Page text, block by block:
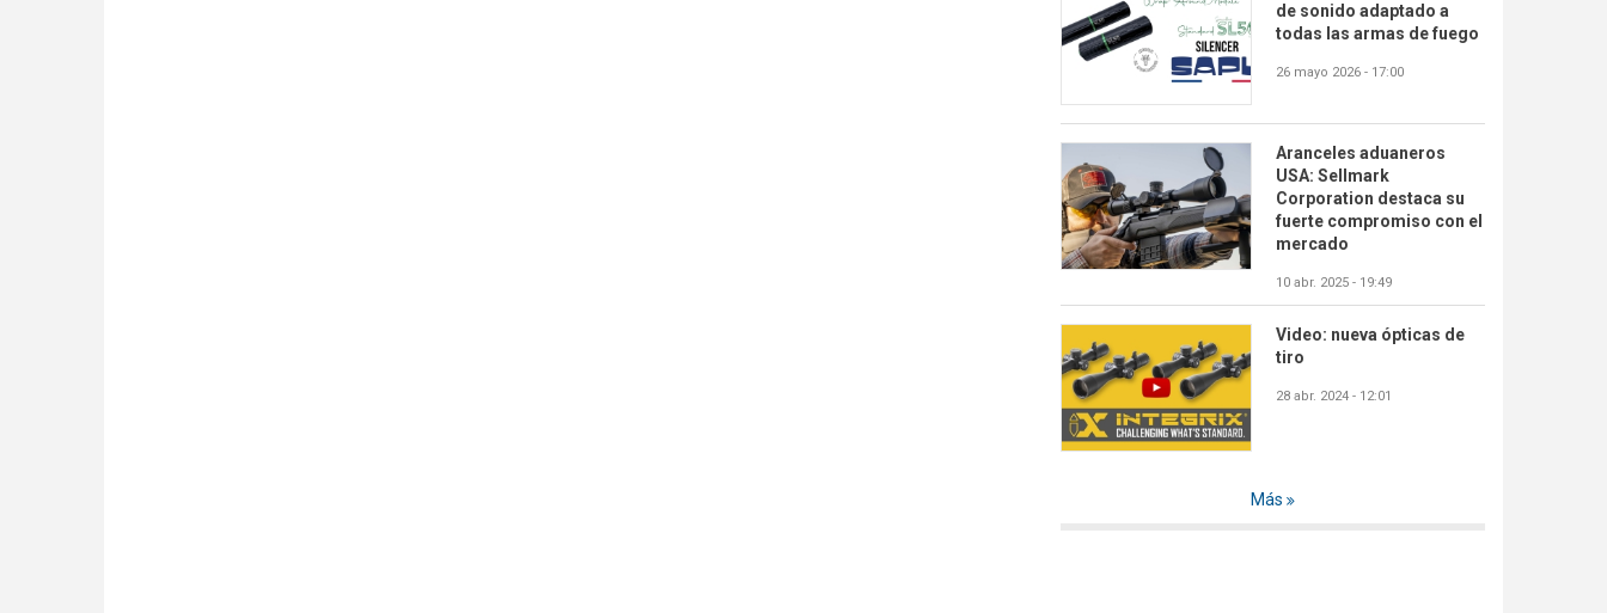
de sonido adaptado a
todas las armas de fuego
26 mayo 2026 - 17:00
Aranceles aduaneros
USA: Sellmark
Corporation destaca su
fuerte compromiso con el
mercado
10 abr. 2025 - 19:49
Video: nueva ópticas de
tiro
28 abr. 2024 - 12:01
Más